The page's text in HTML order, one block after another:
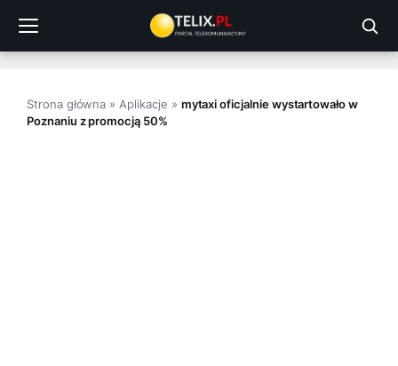
treści
Strona główna » Aplikacje » mytaxi oficjalnie wystartowało w
Poznaniu z promocją 50%